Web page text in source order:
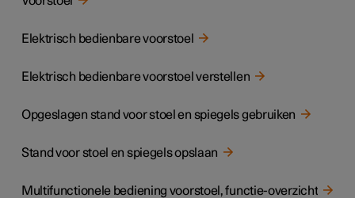
Elektrisch bedienbare voorstoel
Elektrisch bedienbare voorstoel verstellen
Opgeslagen stand voor stoel en spiegels gebruiken
Stand voor stoel en spiegels opslaan
Multifunctionele bediening voorstoel, functie-overzicht